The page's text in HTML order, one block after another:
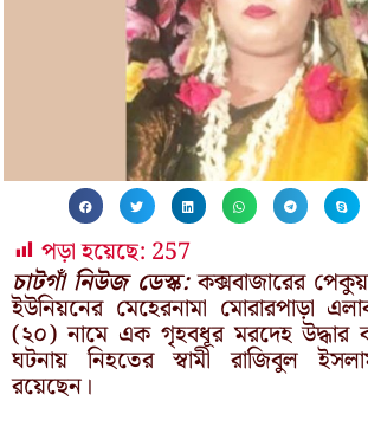
পড়া হয়েছে: 257
চাটগাঁ নিউজ ডেস্ক:কক্সবাজারের
ইউনিয়নের মেহেরনামা মোরারপাড়া
(২০) নামে এক গৃহবধূর মরদেহ উদ্ধার
ঘটনায় নিহতের স্বামী রাজিবুল
রয়েছেন।